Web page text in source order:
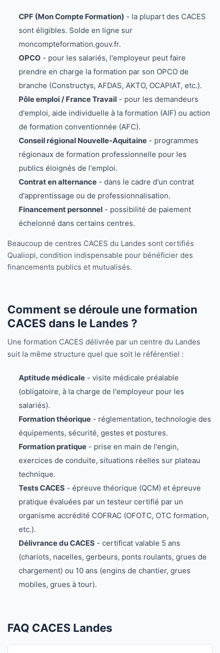
CPF (Mon Compte Formation) - la plupart des CACES
sont éligibles. Solde en ligne sur
moncompteformation.gouv.fr.
OPCO - pour les salariés, l'employeur peut faire
prendre en charge la formation par son OPCO de
branche (Constructys, AFDAS, AKTO, OCAPIAT, etc.).
Pôle emploi / France Travail- pour les demandeurs
d'emploi, aide individuelle à la formation (AIF) ou action
de formation conventionnée (AFC).
Conseil régional Nouvelle-Aquitaine- programmes
régionaux de formation professionnelle pour les
publics éloignés de l'emploi.
Contrat en alternance- dans le cadre d'un contrat
d'apprentissage ou de professionnalisation.
Financement personnel- possibilité de paiement
échelonné dans certains centres.
Beaucoup de centres CACES du Landes sont certifiés
Qualiopi, condition indispensable pour bénéficier des
financements publics et mutualisés.
Comment se déroule une formation
CACES dans le Landes ?
Une formation CACES délivrée par un centre du Landes
suit la même structure quel que soit le référentiel :
Aptitude médicale- visite médicale préalable
(obligatoire, à la charge de l'employeur pour les
salariés).
Formation théorique- réglementation, technologie des
équipements, sécurité, gestes et postures.
Formation pratique- prise en main de l'engin,
exercices de conduite, situations réelles sur plateau
technique.
Tests CACES- épreuve théorique (QCM) et épreuve
pratique évaluées par un testeur certifié par un
organisme accrédité COFRAC (OFOTC, OTC formation,
etc.).
Délivrance du CACES- certificat valable 5 ans
(chariots, nacelles, gerbeurs, ponts roulants, grues de
chargement) ou 10 ans (engins de chantier, grues
mobiles, grues à tour).
FAQ CACES Landes